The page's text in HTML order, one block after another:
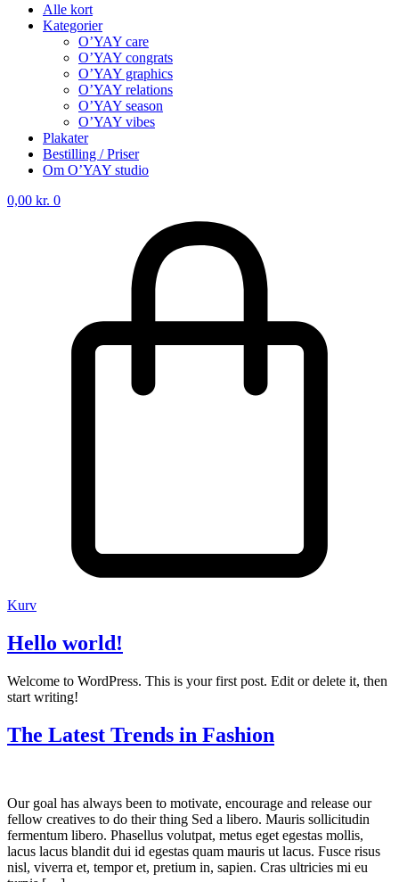
Alle kort
Kategorier
O’YAY care
O’YAY congrats
O’YAY graphics
O’YAY relations
O’YAY season
O’YAY vibes
Plakater
Bestilling / Priser
Om O’YAY studio
0,00 kr. 0
Kurv
Hello world!
Welcome to WordPress. This is your first post. Edit or delete it, then
start writing!
The Latest Trends in Fashion
Our goal has always been to motivate, encourage and release our
fellow creatives to do their thing Sed a libero. Mauris sollicitudin
fermentum libero. Phasellus volutpat, metus eget egestas mollis,
lacus lacus blandit dui id egestas quam mauris ut lacus. Fusce risus
nisl, viverra et, tempor et, pretium in, sapien. Cras ultricies mi eu